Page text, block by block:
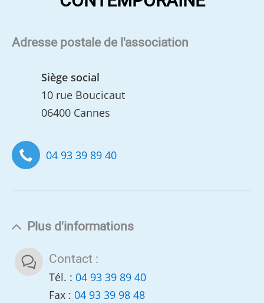
Adresse postale de l'association
Siège social
10 rue Boucicaut
06400 Cannes
04 93 39 89 40
Plus d'informations
Contact :
Tél. : 04 93 39 89 40
Fax : 04 93 39 98 48